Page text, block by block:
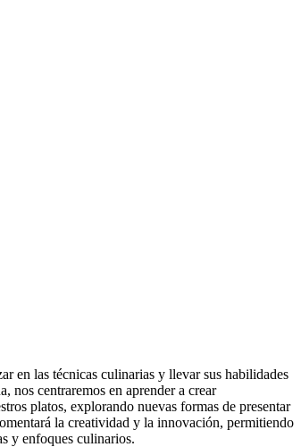
en las técnicas culinarias y llevar sus habilidades
nos centraremos en aprender a crear
platos, explorando nuevas formas de presentar
la creatividad y la innovación, permitiendo
y enfoques culinarios.